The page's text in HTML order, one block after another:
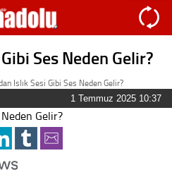
Ses Neden Gelir?
Islık Sesi Gibi Ses Neden Gelir?
1 Temmuz 2025 10:37